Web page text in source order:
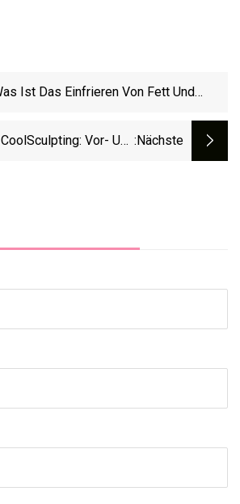
Ist Das Einfrieren Von Fett Und
Vor- Und :nächste